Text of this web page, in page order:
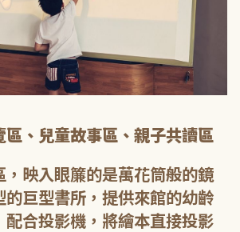
區、兒童故事區、親子共讀區
，映入眼簾的是萬花筒般的鏡
的巨型書所，提供來館的幼齡
配合投影機，將繪本直接投影